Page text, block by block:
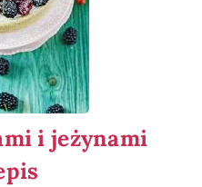
i jeżynami